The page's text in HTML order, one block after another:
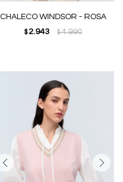
CHALECO WINDSOR - ROSA
$ 2.943 $4.990